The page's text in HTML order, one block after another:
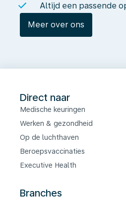
Altijd een passende
Meer over ons
Direct naar
Medische keuringen
Werken & gezondheid
Op de luchthaven
Beroepsvaccinaties
Executive Health
Branches